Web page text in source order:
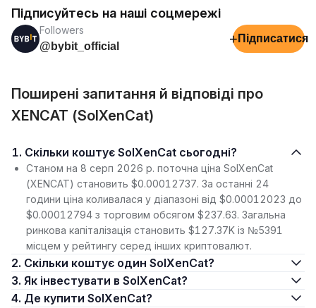
Підписуйтесь на наші соцмережі
Followers
@bybit_official
+ Підписатися
Поширені запитання й відповіді про
XENCAT (SolXenCat)
1. Скільки коштує SolXenCat сьогодні?
Станом на 8 серп 2026 р. поточна ціна SolXenCat
(XENCAT) становить $0.00012737. За останні 24
години ціна коливалася у діапазоні від $0.00012023 до
$0.00012794 з торговим обсягом $237.63. Загальна
ринкова капіталізація становить $127.37K із №5391
місцем у рейтингу серед інших криптовалют.
2. Скільки коштує один SolXenCat?
3. Як інвестувати в SolXenCat?
4. Де купити SolXenCat?